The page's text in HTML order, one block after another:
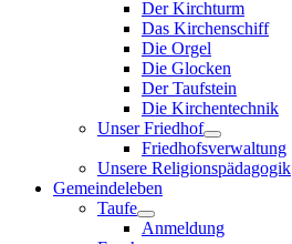
Der Kirchturm
Das Kirchenschiff
Die Orgel
Die Glocken
Der Taufstein
Die Kirchentechnik
Unser Friedhof
Friedhofsverwaltung
Unsere Religionspädagogik
Gemeindeleben
Taufe
Anmeldung